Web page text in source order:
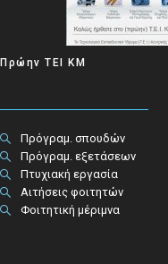
Πρώην ΤΕΙ ΚΜ
Πρόγραμ. σπουδών
Πρόγραμ. εξετάσεων
Πτυχιακή εργασία
Αιτήσεις φοιτητών
Φοιτητική μέριμνα